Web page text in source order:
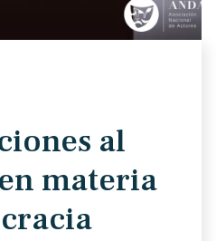
al
materia